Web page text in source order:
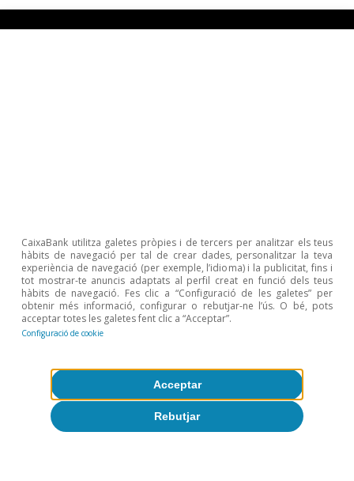
CaixaBank utilitza galetes pròpies i de tercers per analitzar els teus
hàbits de navegació per tal de crear dades, personalitzar la teva
experiència de navegació (per exemple, l’idioma) i la publicitat, fins i
tot mostrar-te anuncis adaptats al perfil creat en funció dels teus
hàbits de navegació. Fes clic a “Configuració de les galetes” per
obtenir més informació, configurar o rebutjar-ne l’ús. O bé, pots
acceptar totes les galetes fent clic a “Acceptar”.
Configuració de cookie
Rebutjar
Acceptar
Contacte
CaixaBank(opens in a new window)
Avís legal (opens in a new window)
Privacitat(opens in a new window)